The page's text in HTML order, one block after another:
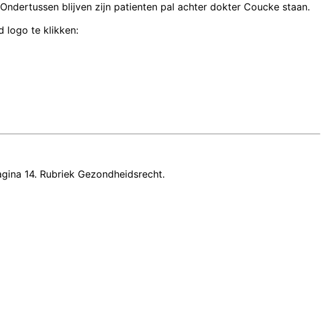
blijven zijn patienten pal achter dokter Coucke staan.
logo te klikken:
14. Rubriek Gezondheidsrecht.